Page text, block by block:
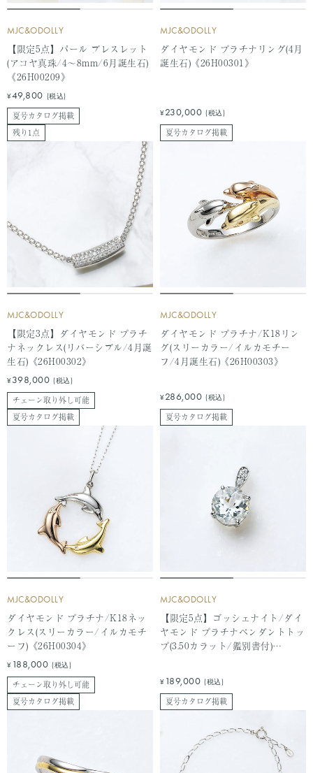
夏号カタログ掲載
残り1点
MJC&ODOLLY
【限定5点】パール ブレスレット
(アコヤ真珠/4～8mm/6月誕生石)
《26H00209》
セ
ー
ル
価
¥49,800 (税込)
夏号カタログ掲載
MJC&ODOLLY
ダイヤモンド プラチナリング(4月
誕生石)《26H00301》
セ
ー
ル
¥230,000 (税込)
チェーン取り外し可能
夏号カタログ掲載
MJC&ODOLLY
【限定3点】ダイヤモンド プラチ
ナネックレス(リバーシブル/4月誕
生石)《26H00302》
セ
ー
ル
価
¥398,000 (税込)
夏号カタログ掲載
MJC&ODOLLY
ダイヤモンド プラチナ/K18リン
グ(スリーカラー/イルカモチー
フ/4月誕生石)《26H00303》
セ
ー
ル
¥286,000 (税込)
チェーン取り外し可能
夏号カタログ掲載
MJC&ODOLLY
ダイヤモンド プラチナ/K18ネッ
クレス(スリーカラー/イルカモチ
ーフ)《26H00304》
セ
ー
ル
価
¥ 188,000 (税込)
夏号カタログ掲載
MJC&ODOLLY
【限定5点】ゴッシェナイト/ダイ
ヤモンド プラチナペンダントトッ
プ(3.50カラット/鑑別書付)
セ
ー
ル
格
¥ 189,000 (税込)